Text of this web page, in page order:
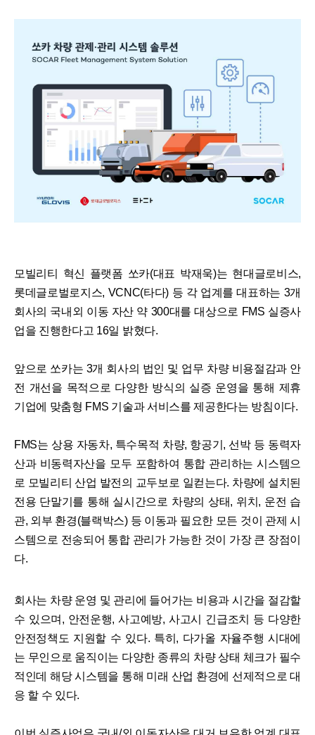
모빌리티 혁신 플랫폼 쏘카(대표 박재욱)는 현대글로비스,
롯데글로벌로지스, VCNC(타다) 등 각 업계를 대표하는 3개
회사의 국내외 이동 자산 약 300대를 대상으로 FMS 실증사
업을 진행한다고 16일 밝혔다.
앞으로 쏘카는 3개 회사의 법인 및 업무 차량 비용절감과 안
전 개선을 목적으로 다양한 방식의 실증 운영을 통해 제휴
기업에 맞춤형 FMS 기술과 서비스를 제공한다는 방침이다.
FMS는 상용 자동차, 특수목적 차량, 항공기, 선박 등 동력자
산과 비동력자산을 모두 포함하여 통합 관리하는 시스템으
로 모빌리티 산업 발전의 교두보로 일컫는다. 차량에 설치된
전용 단말기를 통해 실시간으로 차량의 상태, 위치, 운전 습
관, 외부 환경(블랙박스) 등 이동과 필요한 모든 것이 관제 시
스템으로 전송되어 통합 관리가 가능한 것이 가장 큰 장점이
다.
회사는 차량 운영 및 관리에 들어가는 비용과 시간을 절감할
수 있으며, 안전운행, 사고예방, 사고시 긴급조치 등 다양한
안전정책도 지원할 수 있다. 특히, 다가올 자율주행 시대에
는 무인으로 움직이는 다양한 종류의 차량 상태 체크가 필수
적인데 해당 시스템을 통해 미래 산업 환경에 선제적으로 대
응 할 수 있다.